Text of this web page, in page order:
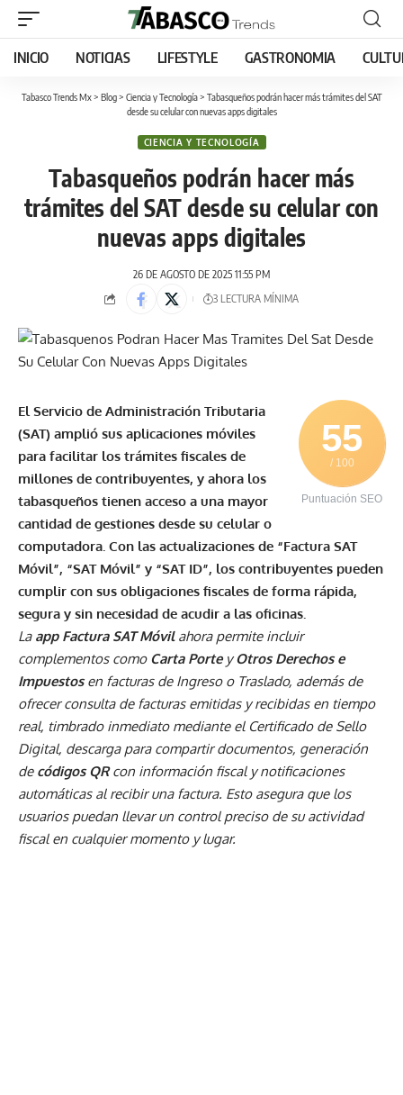
INICIO NOTICIAS LIFESTYLE GASTRONOMIA
Tabasco Trends Mx> Blog> Ciencia y Tecnología> Tabasqueños podrán hacer más trámites del SAT
desde su celular con nuevas apps digitales
CIENCIA Y TECNOLOGÍA
Tabasqueños podrán hacer más
trámites del SAT desde su celular con
nuevas apps digitales
26 DE AGOSTO DE 2025 11:55 PM
3 LECTURA MÍNIMA
55
/ 100
Puntuación SEO
El Servicio de Administración Tributaria
(SAT) amplió sus aplicaciones móviles
para facilitar los trámites fiscales de
millones de contribuyentes, y ahora los
tabasqueños tienen acceso a una mayor
cantidad de gestiones desde su celular o
computadora. Con las actualizaciones de “Factura SAT
Móvil”, “SAT Móvil” y “SAT ID”, los contribuyentes pueden
cumplir con sus obligaciones fiscales de forma rápida,
segura y sin necesidad de acudir a las oficinas.
La app Factura SAT Móvilahora permite incluir
complementos como Carta PorteyOtros Derechos e
Impuestosen facturas de Ingreso o Traslado, además de
ofrecer consulta de facturas emitidas y recibidas en tiempo
real, timbrado inmediato mediante el Certificado de Sello
Digital, descarga para compartir documentos, generación
de códigos QRcon información fiscal y notificaciones
automáticas al recibir una factura. Esto asegura que los
usuarios puedan llevar un control preciso de su actividad
fiscal en cualquier momento y lugar.